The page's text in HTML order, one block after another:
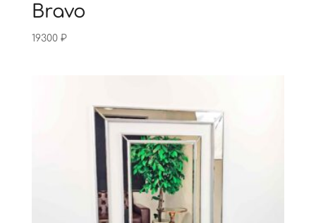
Bravo
19300 ₽